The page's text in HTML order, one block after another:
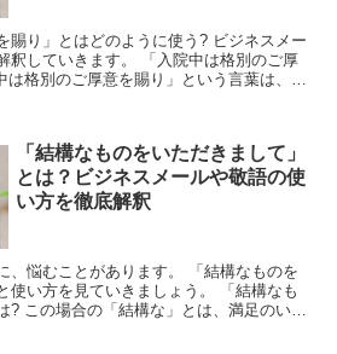
賜り」とはどのように使う? ビジネスメー
釈していきます。 「入院中は格別のご厚
は格別のご厚意を賜り」という言葉は、自
「結構なものをいただきまして」
とは？ビジネスメールや敬語の使
い方を徹底解釈
、悩むことがあります。 「結構なものを
使い方を見ていきましょう。 「結構なも
? この場合の「結構な」とは、満足のいく